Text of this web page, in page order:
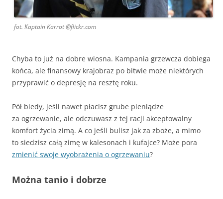
fot. Kaptain Karrot @flickr.com
Chyba to już na dobre wiosna. Kampania grzewcza dobiega
końca, ale finansowy krajobraz po bitwie może niektórych
przyprawić o depresję na resztę roku.
Pół biedy, jeśli nawet płacisz grube pieniądze
za ogrzewanie, ale odczuwasz z tej racji akceptowalny
komfort życia zimą. A co jeśli bulisz jak za zboże, a mimo
to siedzisz całą zimę w kalesonach i kufajce? Może pora
zmienić swoje wyobrażenia o ogrzewaniu?
Można tanio i dobrze